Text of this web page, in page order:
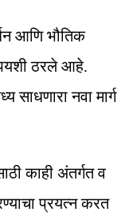
आणि भौतिक
ठरले आहे.
साधणारा नवा मार्ग
काही अंतर्गत व
प्रयत्न करत